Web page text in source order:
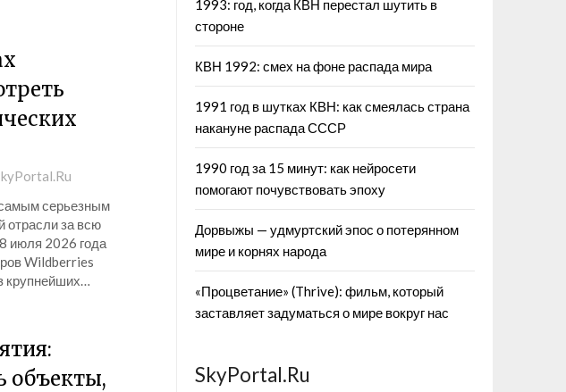
серьезным
отрасли за всю
июля 2026 года
Wildberries
крупнейших…
объекты,
1993: год, когда КВН перестал шутить в
стороне
КВН 1992: смех на фоне распада мира
1991 год в шутках КВН: как смеялась страна
накануне распада СССР
1990 год за 15 минут: как нейросети
помогают почувствовать эпоху
Дорвыжы — удмуртский эпос о потерянном
мире и корнях народа
«Процветание» (Thrive): фильм, который
заставляет задуматься о мире вокруг нас
SkyPortal.Ru